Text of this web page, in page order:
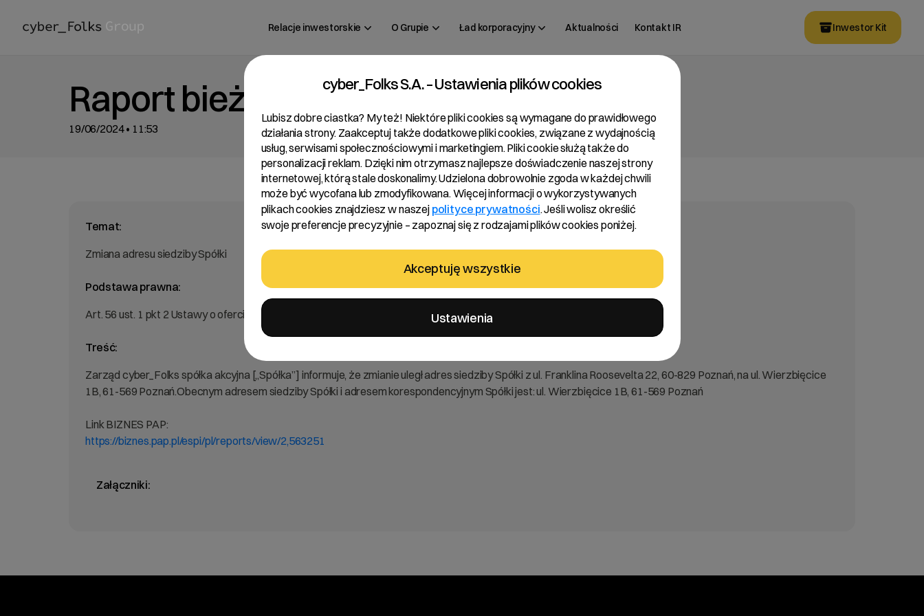
Relacje inwestorskie O Grupie Ład korporacyjny Aktualności Kontakt IR Inwestor Kit
Raport bieżący 17/2024
19/06/2024 • 11:53
Temat:
Zmiana adresu siedziby Spółki
Podstawa prawna:
Art. 56 ust. 1 pkt 2 Ustawy o ofercie – informacje bieżące i okresowe
Treść:
Zarząd cyber_Folks spółka akcyjna [„Spółka”] informuje, że zmianie uległ adres siedziby Spółki z ul. Franklina Roosevelta 22, 60-829 Poznań, na ul. Wierzbięcice
1B, 61-569 Poznań.Obecnym adresem siedziby Spółki i adresem korespondencyjnym Spółki jest: ul. Wierzbięcice 1B, 61-569 Poznań
Link BIZNES PAP:
https://biznes.pap.pl/espi/pl/reports/view/2,563251
Załączniki:
cyber_Folks S.A. – Ustawienia plików cookies
Lubisz dobre ciastka? My też! Niektóre pliki cookies są wymagane do prawidłowego
działania strony. Zaakceptuj także dodatkowe pliki cookies, związane z wydajnością
usług, serwisami społecznościowymi i marketingiem. Pliki cookie służą także do
personalizacji reklam. Dzięki nim otrzymasz najlepsze doświadczenie naszej strony
internetowej, którą stale doskonalimy. Udzielona dobrowolnie zgoda w każdej chwili
może być wycofana lub zmodyfikowana. Więcej informacji o wykorzystywanych
plikach cookies znajdziesz w naszej polityce prywatności. Jeśli wolisz określić
swoje preferencje precyzyjnie – zapoznaj się z rodzajami plików cookies poniżej.
Akceptuję wszystkie
Ustawienia